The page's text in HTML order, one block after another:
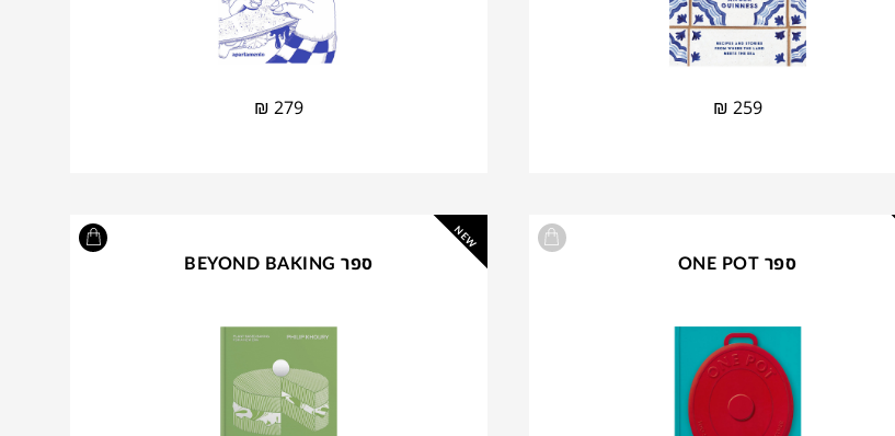
₪ 259
₪ 279
ספר ONE POT
NEW
ספר BEYOND BAKING